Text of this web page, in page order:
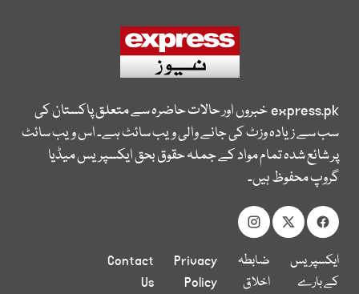
express.pkخبروں اور حالات حاضرہ سے متعلق پاکستان کی
سب سے زیادہ وزٹ کی جانے والی ویب سائٹ ہے۔ اس ویب سائٹ
پر شائع شدہ تمام مواد کے جملہ حقوق بحق ایکسپریس میڈیا
گروپ محفوظ ہیں۔
ایکسپریس
کے بارے
ضابطہ
اخلاق
Privacy
Policy
Contact
Us